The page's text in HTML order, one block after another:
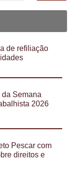
de refiliação
Semana
2026
Pescar com
direitos e